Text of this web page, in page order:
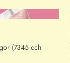
(7345 och